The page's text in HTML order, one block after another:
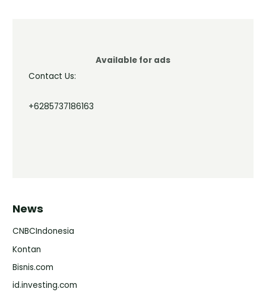
Available for ads
Contact Us:
+6285737186163
News
CNBCIndonesia
Kontan
Bisnis.com
id.investing.com